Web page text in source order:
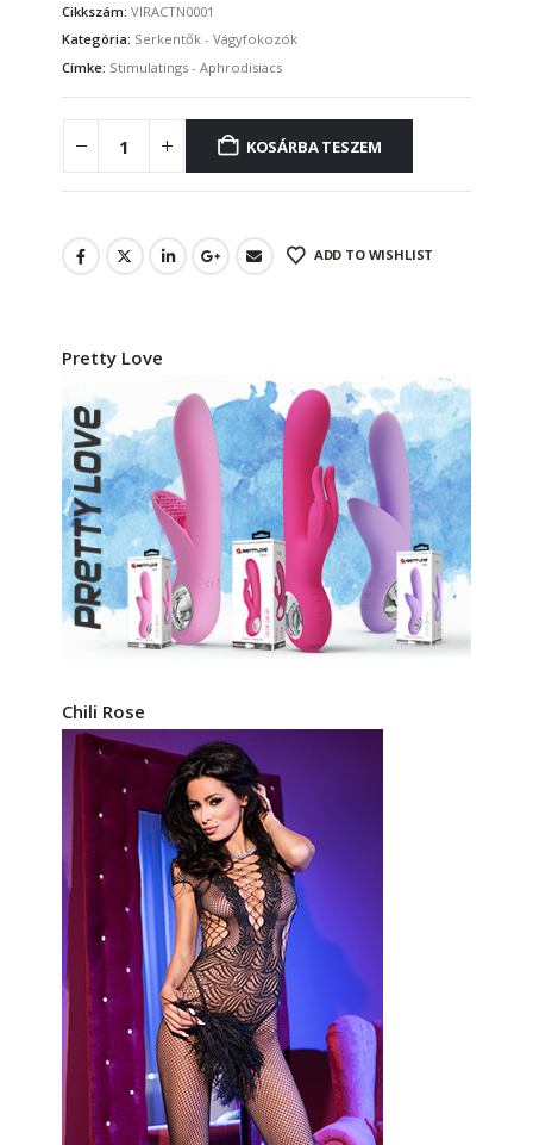
Cikkszám:VIRACTN0001
Kategória: Serkentők - Vágyfokozók
Címke: Stimulatings - Aphrodisiacs
KOSÁRBA TESZEM
ADD TO WISHLIST
Pretty Love
Chili Rose